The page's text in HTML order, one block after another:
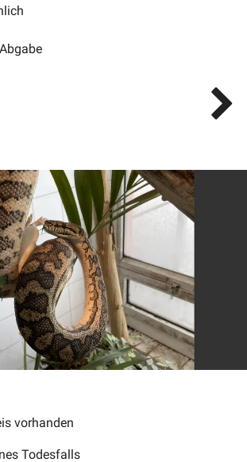
vorhanden
Todesfalls